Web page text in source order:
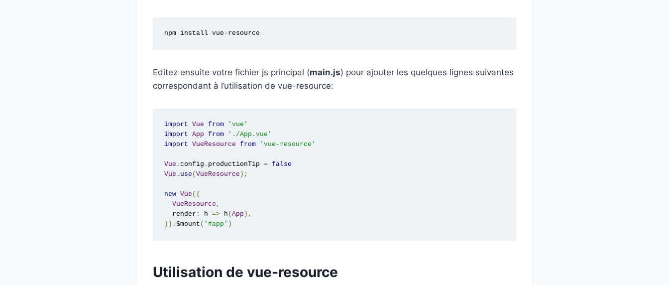
npm install vue - resource
Editez ensuite votre fichier js principal (main.js) pour ajouter les quelques lignes suivantes
correspondant à l’utilisation de vue-resource:
import Vue from
'vue'
import App from
'./App.vue'
import VueResource from 'vue-resource'
Vue . config . productionTip = false
Vue . use ( VueResource );
new Vue ({
VueResource ,
  render
: h => h ( App ),
}). $mount ( '#app' )
Utilisation de vue-resource